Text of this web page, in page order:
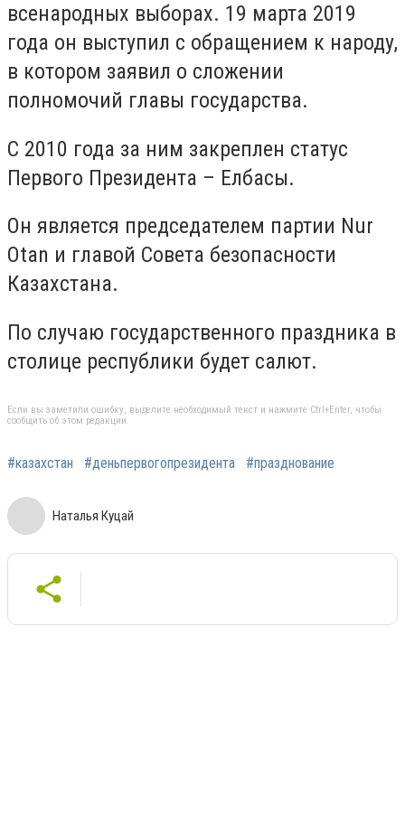
всенародных выборах. 19 марта 2019
года он выступил с обращением к народу,
в котором заявил о сложении
полномочий главы государства.
С 2010 года за ним закреплен статус
Первого Президента – Елбасы.
Он является председателем партии Nur
Otan и главой Совета безопасности
Казахстана.
По случаю государственного праздника в
столице республики будет салют.
Если вы заметили ошибку, выделите необходимый текст и нажмите Ctrl+Enter, чтобы
сообщить об этом редакции
#казахстан #деньпервогопрезидента #празднование
Наталья Куцай